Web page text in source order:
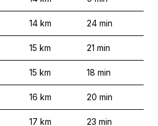
14 km 24 min
15 km 21 min
15 km 18 min
16 km 20 min
17 km 23 min